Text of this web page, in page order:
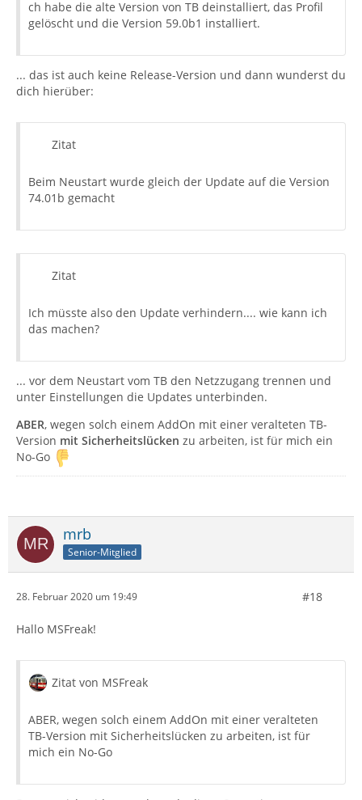
ch habe die alte Version von TB deinstalliert, das Profil
gelöscht und die Version 59.0b1 installiert.
... das ist auch keine Release-Version und dann wunderst du
dich hierüber:
Zitat
Beim Neustart wurde gleich der Update auf die Version
74.01b gemacht
Zitat
Ich müsste also den Update verhindern.... wie kann ich
das machen?
... vor dem Neustart vom TB den Netzzugang trennen und
unter Einstellungen die Updates unterbinden.
ABER, wegen solch einem AddOn mit einer veralteten TB-
Version mit Sicherheitslücken zu arbeiten, ist für mich ein
No-Go
mrb
Senior-Mitglied
28. Februar 2020 um 19:49 #18
Hallo MSFreak!
Zitat von MSFreak
ABER, wegen solch einem AddOn mit einer veralteten
TB-Version mit Sicherheitslücken zu arbeiten, ist für
mich ein No-Go